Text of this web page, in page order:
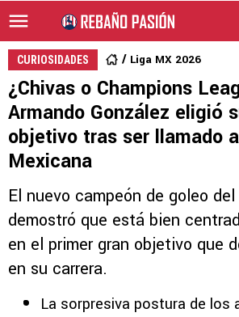
CURIOSIDADES Liga MX 2026
¿Chivas o Champions
Armando González eligió
objetivo tras ser llamado
Mexicana
El nuevo campeón de goleo
demostró que está bien
en el primer gran objetivo que
en su carrera.
La sorpresiva postura de los